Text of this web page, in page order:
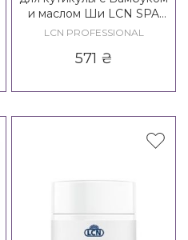
и маслом Ши LCN SPA
Bamboo Cuticle Care Pen
LCN PROFESSIONAL
571 ₴